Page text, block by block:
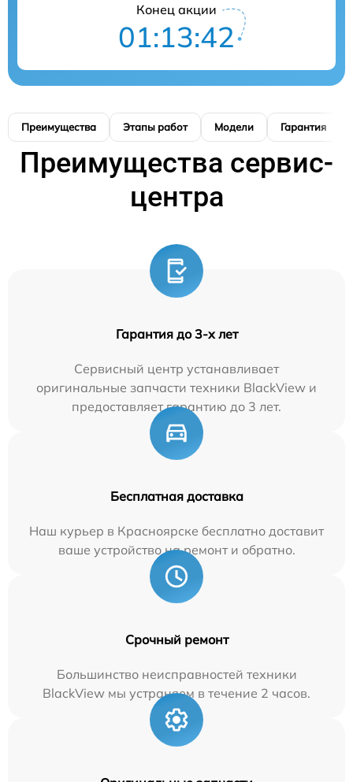
Конец акции
01:13:41
Преимущества Этапы работ Модели Гарантия
Преимущества сервис-
центра
Гарантия до 3-х лет
Сервисный центр устанавливает
оригинальные запчасти техники BlackView и
предоставляет гарантию до 3 лет.
Бесплатная доставка
Наш курьер в Красноярске бесплатно доставит
ваше устройство на ремонт и обратно.
Срочный ремонт
Большинство неисправностей техники
BlackView мы устраняем в течение 2 часов.